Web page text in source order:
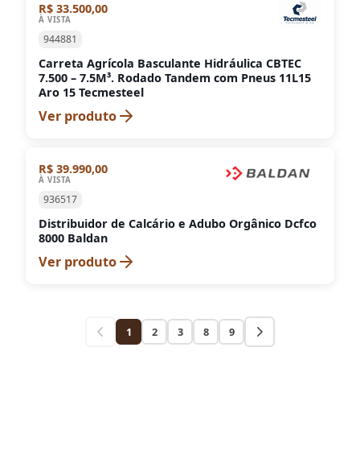
R$ 33.500,00
À VISTA
944881
Carreta Agrícola Basculante Hidráulica CBTEC
7.500 – 7.5M³. Rodado Tandem com Pneus 11L15
Aro 15 Tecmesteel
Ver produto
R$ 39.990,00
À VISTA
936517
Distribuidor de Calcário e Adubo Orgânico Dcfco
8000 Baldan
Ver produto
1 2 3 8 9